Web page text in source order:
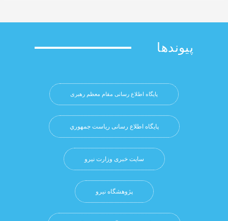
پایگاه اطلاع رسانی مقام معظم رهبری
پایگاه اطلاع رسانی ریاست جمهوري
سایت خبری وزارت نیرو
پژوهشگاه نيرو